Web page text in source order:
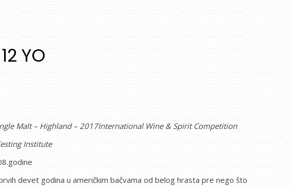
YO
Malt – Highland – 2017International Wine & Spirit Competition
Institute
devet godina u američkim bačvama od belog hrasta pre nego što